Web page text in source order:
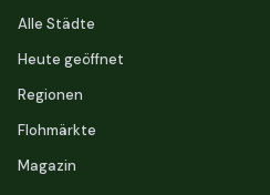
Alle Städte
Heute geöffnet
Regionen
Flohmärkte
Magazin